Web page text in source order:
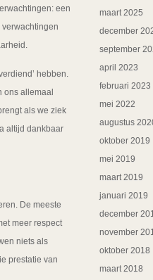
een
hebben.
ons allemaal
als we ziek
altijd dankbaar
De meeste
meer respect
niets als
prestatie van
maart 2025
december
september
april 2023
februari 2023
mei 2022
augustus
oktober 2019
mei 2019
maart 2019
januari 2019
december
november
oktober 2018
maart 2018